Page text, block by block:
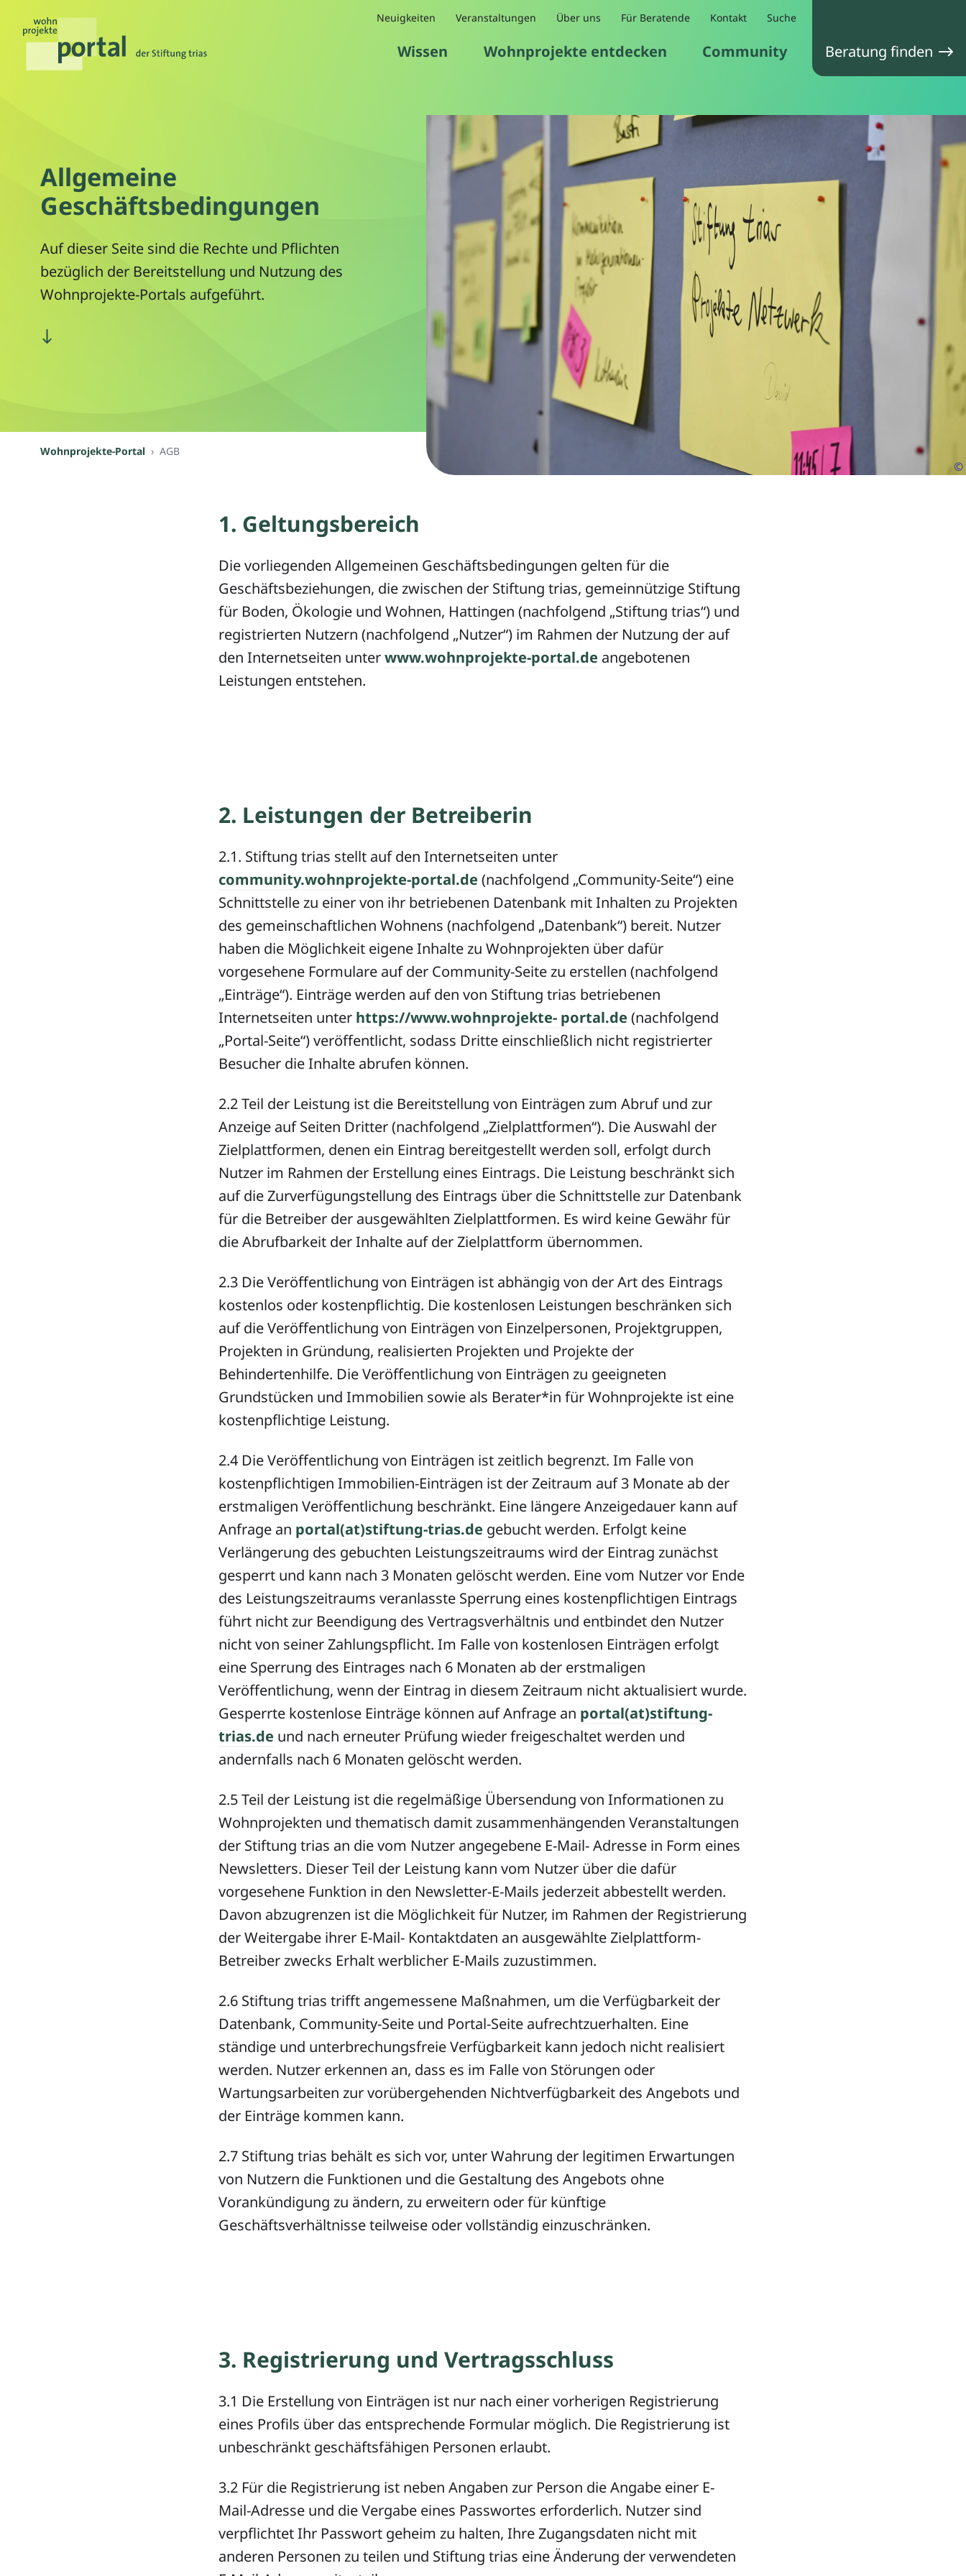
Wissen Wohnprojekte entdecken Community
Neuigkeiten Veranstaltungen Über uns Für Beratende Kontakt Suche
Beratung finden
Allgemeine
Geschäftsbedingungen
Auf dieser Seite sind die Rechte und Pflichten
bezüglich der Bereitstellung und Nutzung des
Wohnprojekte-Portals aufgeführt.
©
Wohnprojekte-Portal AGB
1. Geltungsbereich
Die vorliegenden Allgemeinen Geschäftsbedingungen gelten für die
Geschäftsbeziehungen, die zwischen der Stiftung trias, gemeinnützige Stiftung
für Boden, Ökologie und Wohnen, Hattingen (nachfolgend „Stiftung trias“) und
registrierten Nutzern (nachfolgend „Nutzer“) im Rahmen der Nutzung der auf
den Internetseiten unterwww.wohnprojekte-portal.de angebotenen
Leistungen entstehen.
2. Leistungen der Betreiberin
2.1. Stiftung trias stellt auf den Internetseiten unter
community.wohnprojekte-portal.de (nachfolgend „Community-Seite“) eine
Schnittstelle zu einer von ihr betriebenen Datenbank mit Inhalten zu Projekten
des gemeinschaftlichen Wohnens (nachfolgend „Datenbank“) bereit. Nutzer
haben die Möglichkeit eigene Inhalte zu Wohnprojekten über dafür
vorgesehene Formulare auf der Community-Seite zu erstellen (nachfolgend
„Einträge“). Einträge werden auf den von Stiftung trias betriebenen
Internetseiten unter https://www.wohnprojekte- portal.de (nachfolgend
„Portal-Seite“) veröffentlicht, sodass Dritte einschließlich nicht registrierter
Besucher die Inhalte abrufen können.
2.2 Teil der Leistung ist die Bereitstellung von Einträgen zum Abruf und zur
Anzeige auf Seiten Dritter (nachfolgend „Zielplattformen“). Die Auswahl der
Zielplattformen, denen ein Eintrag bereitgestellt werden soll, erfolgt durch
Nutzer im Rahmen der Erstellung eines Eintrags. Die Leistung beschränkt sich
auf die Zurverfügungstellung des Eintrags über die Schnittstelle zur Datenbank
für die Betreiber der ausgewählten Zielplattformen. Es wird keine Gewähr für
die Abrufbarkeit der Inhalte auf der Zielplattform übernommen.
2.3 Die Veröffentlichung von Einträgen ist abhängig von der Art des Eintrags
kostenlos oder kostenpflichtig. Die kostenlosen Leistungen beschränken sich
auf die Veröffentlichung von Einträgen von Einzelpersonen, Projektgruppen,
Projekten in Gründung, realisierten Projekten und Projekte der
Behindertenhilfe. Die Veröffentlichung von Einträgen zu geeigneten
Grundstücken und Immobilien sowie als Berater*in für Wohnprojekte ist eine
kostenpflichtige Leistung.
2.4 Die Veröffentlichung von Einträgen ist zeitlich begrenzt. Im Falle von
kostenpflichtigen Immobilien-Einträgen ist der Zeitraum auf 3 Monate ab der
erstmaligen Veröffentlichung beschränkt. Eine längere Anzeigedauer kann auf
Anfrage an portal(at)stiftung-trias.de gebucht werden. Erfolgt keine
Verlängerung des gebuchten Leistungszeitraums wird der Eintrag zunächst
gesperrt und kann nach 3 Monaten gelöscht werden. Eine vom Nutzer vor Ende
des Leistungszeitraums veranlasste Sperrung eines kostenpflichtigen Eintrags
führt nicht zur Beendigung des Vertragsverhältnis und entbindet den Nutzer
nicht von seiner Zahlungspflicht. Im Falle von kostenlosen Einträgen erfolgt
eine Sperrung des Eintrages nach 6 Monaten ab der erstmaligen
Veröffentlichung, wenn der Eintrag in diesem Zeitraum nicht aktualisiert wurde.
Gesperrte kostenlose Einträge können auf Anfrage an portal(at)stiftung-
trias.de und nach erneuter Prüfung wieder freigeschaltet werden und
andernfalls nach 6 Monaten gelöscht werden.
2.5 Teil der Leistung ist die regelmäßige Übersendung von Informationen zu
Wohnprojekten und thematisch damit zusammenhängenden Veranstaltungen
der Stiftung trias an die vom Nutzer angegebene E-Mail- Adresse in Form eines
Newsletters. Dieser Teil der Leistung kann vom Nutzer über die dafür
vorgesehene Funktion in den Newsletter-E-Mails jederzeit abbestellt werden.
Davon abzugrenzen ist die Möglichkeit für Nutzer, im Rahmen der Registrierung
der Weitergabe ihrer E-Mail- Kontaktdaten an ausgewählte Zielplattform-
Betreiber zwecks Erhalt werblicher E-Mails zuzustimmen.
2.6 Stiftung trias trifft angemessene Maßnahmen, um die Verfügbarkeit der
Datenbank, Community-Seite und Portal-Seite aufrechtzuerhalten. Eine
ständige und unterbrechungsfreie Verfügbarkeit kann jedoch nicht realisiert
werden. Nutzer erkennen an, dass es im Falle von Störungen oder
Wartungsarbeiten zur vorübergehenden Nichtverfügbarkeit des Angebots und
der Einträge kommen kann.
2.7 Stiftung trias behält es sich vor, unter Wahrung der legitimen Erwartungen
von Nutzern die Funktionen und die Gestaltung des Angebots ohne
Vorankündigung zu ändern, zu erweitern oder für künftige
Geschäftsverhältnisse teilweise oder vollständig einzuschränken.
3. Registrierung und Vertragsschluss
3.1 Die Erstellung von Einträgen ist nur nach einer vorherigen Registrierung
eines Profils über das entsprechende Formular möglich. Die Registrierung ist
unbeschränkt geschäftsfähigen Personen erlaubt.
3.2 Für die Registrierung ist neben Angaben zur Person die Angabe einer E-
Mail-Adresse und die Vergabe eines Passwortes erforderlich. Nutzer sind
verpflichtet Ihr Passwort geheim zu halten, Ihre Zugangsdaten nicht mit
anderen Personen zu teilen und Stiftung trias eine Änderung der verwendeten